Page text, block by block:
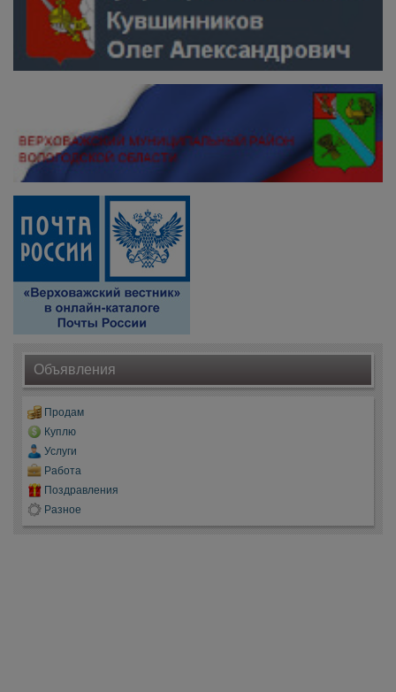
Объявления
Продам
Куплю
Услуги
Работа
Поздравления
Разное